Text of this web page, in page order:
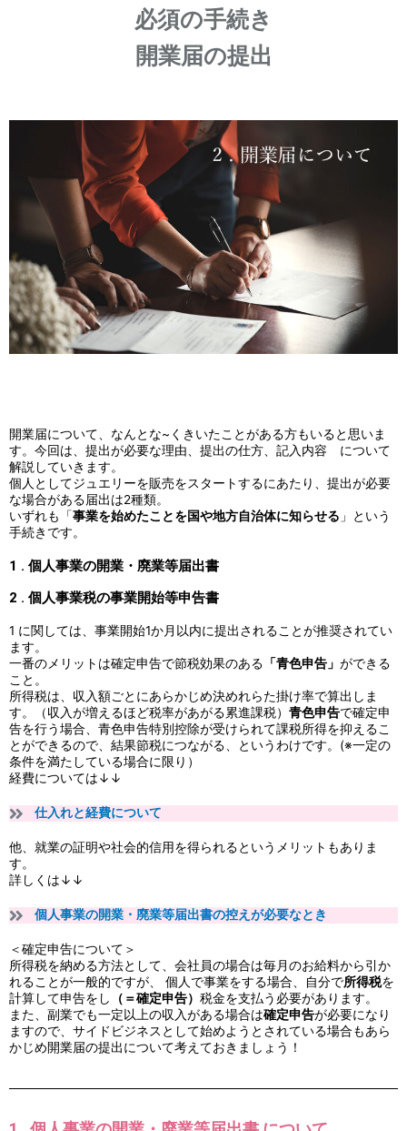
必須の手続き
開業届の提出
開業届について、なんとな~くきいたことがある方もいると思いま
す。今回は、提出が必要な理由、提出の仕方、記入内容 について
解説していきます。
個人としてジュエリーを販売をスタートするにあたり、提出が必要
な場合がある届出は2種類。
いずれも「事業を始めたことを国や地方自治体に知らせる 」という
手続きです。
1 . 個人事業の開業・廃業等届出書
2 . 個人事業税の事業開始等申告書
1 に関しては、事業開始1か月以内に提出されることが推奨されてい
ます。
一番のメリットは確定申告で節税効果のある 「青色申告」 ができる
こと。
所得税は、収入額ごとにあらかじめ決めれらた掛け率で算出しま
す。（収入が増えるほど税率があがる累進課税） 青色申告で確定申
告を行う場合、青色申告特別控除が受けられて課税所得を抑えるこ
とができるので、結果節税につながる、というわけです。(※一定の
条件を満たしている場合に限り）
経費については↓↓
仕入れと経費について
他、就業の証明や社会的信用を得られるというメリットもありま
す。
詳しくは↓↓
個人事業の開業・廃業等届出書の控えが必要なとき
＜確定申告について＞
所得税を納める方法として、会社員の場合は毎月のお給料から引か
れることが一般的ですが、 個人で事業をする場合、自分で所得税を
計算して申告をし
（＝確定申告） 税金を支払う必要があります。
また、副業でも一定以上の収入がある場合は確定申告が必要になり
ますので、サイドビジネスとして始めようとされている場合もあら
かじめ開業届の提出について考えておきましょう！